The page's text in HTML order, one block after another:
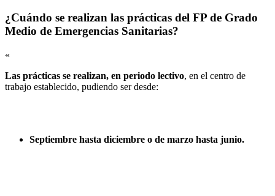
¿Cuándo se realizan las prácticas del FP de Grado
Medio de Emergencias Sanitarias?
«
Las prácticas se realizan, en periodo lectivo, en el centro de
trabajo establecido, pudiendo ser desde:
Septiembre hasta diciembre o de marzo hasta junio.